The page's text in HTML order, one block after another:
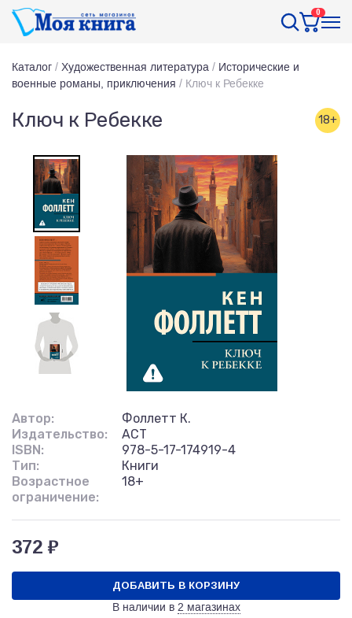
0
Каталог / Художественная литература / Исторические и
военные романы, приключения / Ключ к Ребекке
Ключ к Ребекке 18+
Автор:
Фоллетт К.
Издательство:
АСТ
ISBN:
978-5-17-174919-4
Тип:
Книги
Возрастное
ограничение:
18+
372 ₽
ДОБАВИТЬ В КОРЗИНУ
В наличии в 2 магазинах